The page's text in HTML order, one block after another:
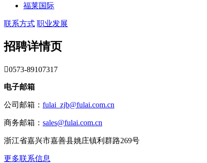
福莱国际
联系方式 职业发展
招聘详情页
0573-89107317
电子邮箱
公司邮箱： fulai_zjb@fulai.com.cn
商务邮箱： sales@fulai.com.cn
浙江省嘉兴市嘉善县姚庄镇利群路269号
更多联系信息